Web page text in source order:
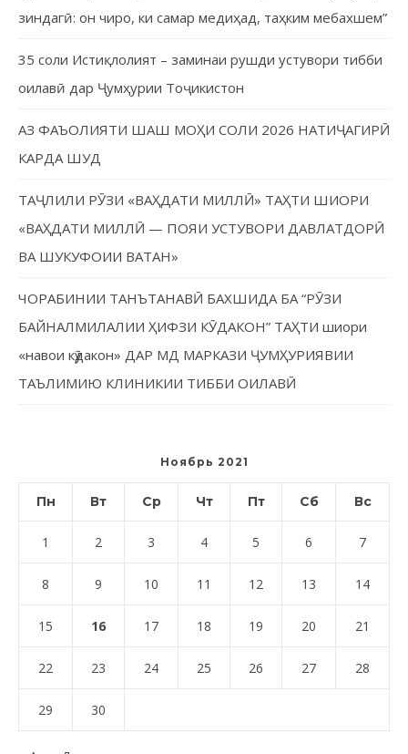
зиндагӣ: он чиро, ки самар медиҳад, таҳким мебахшем”
35 соли Истиқлолият – заминаи рушди устувори тибби
оилавӣ дар Ҷумҳурии Тоҷикистон
АЗ ФАЪОЛИЯТИ ШАШ МОҲИ СОЛИ 2026 НАТИҶАГИРӢ
КАРДА ШУД
ТАҶЛИЛИ РӮЗИ «ВАҲДАТИ МИЛЛӢ» ТАҲТИ ШИОРИ
«ВАҲДАТИ МИЛЛӢ — ПОЯИ УСТУВОРИ ДАВЛАТДОРӢ
ВА ШУКУФОИИ ВАТАН»
ЧОРАБИНИИ ТАНЪТАНАВӢ БАХШИДА БА “РӮЗИ
БАЙНАЛМИЛАЛИИ ҲИФЗИ КӮДАКОН” ТАҲТИ шиори
«навои кӯдакон» ДАР МД МАРКАЗИ ҶУМҲУРИЯВИИ
ТАЪЛИМИЮ КЛИНИКИИ ТИББИ ОИЛАВӢ
Ноябрь 2021
Пн Вт Ср Чт Пт Сб Вс
1 2 3 4 5 6 7
8 9 10 11 12 13 14
15 16 17 18 19 20 21
22 23 24 25 26 27 28
29 30